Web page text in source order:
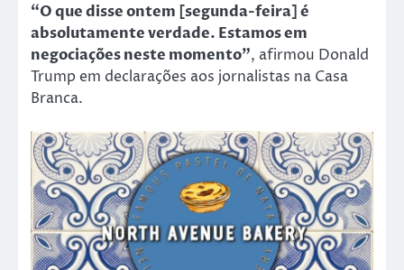
“O que disse ontem [segunda-feira] é
absolutamente verdade. Estamos em
negociações neste momento”, afirmou Donald
Trump em declarações aos jornalistas na Casa
Branca.